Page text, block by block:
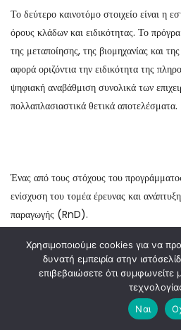
Το δεύτερο καινοτόμο στοιχείο είναι η
όρους κλάδων και ειδικότητας. Το
της μεταποίησης, της βιομηχανίας και
αφορά οριζόντια την ειδικότητα της
ψηφιακή αναβάθμιση συνολικά των
πολλαπλασιαστικά θετικά αποτελέσματα.
Ένας από τους στόχους του
ενίσχυση του τομέα έρευνας και
παραγωγής (RnD).
Η στοχευμένη σύζευξη επιστημονικού
κλάδους μακροχρόνια δημιουργεί
εργασίας στο σύνολο της οικονομικής
Χρησιμοποιούμε cookies για να
δυνατή εμπειρία στην
επιβεβαιώσετε ότι
Ναι